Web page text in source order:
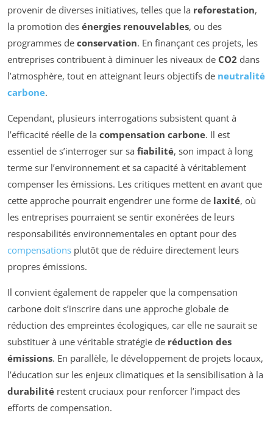
provenir de diverses initiatives, telles que la reforestation,
la promotion des énergies renouvelables, ou des
programmes de conservation. En finançant ces projets, les
entreprises contribuent à diminuer les niveaux de CO2 dans
l’atmosphère, tout en atteignant leurs objectifs de neutralité
carbone.
Cependant, plusieurs interrogations subsistent quant à
l’efficacité réelle de la compensation carbone. Il est
essentiel de s’interroger sur sa fiabilité, son impact à long
terme sur l’environnement et sa capacité à véritablement
compenser les émissions. Les critiques mettent en avant que
cette approche pourrait engendrer une forme de laxité, où
les entreprises pourraient se sentir exonérées de leurs
responsabilités environnementales en optant pour des
compensations plutôt que de réduire directement leurs
propres émissions.
Il convient également de rappeler que la compensation
carbone doit s’inscrire dans une approche globale de
réduction des empreintes écologiques, car elle ne saurait se
substituer à une véritable stratégie de réduction des
émissions. En parallèle, le développement de projets locaux,
l’éducation sur les enjeux climatiques et la sensibilisation à la
durabilité restent cruciaux pour renforcer l’impact des
efforts de compensation.